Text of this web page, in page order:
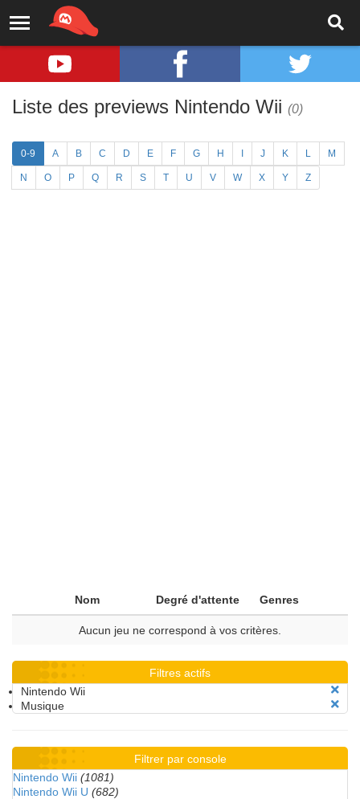
Liste des previews Nintendo Wii (0)
0-9 A B C D E F G H J K L M
N O P Q R S T U V W X Y Z
Nom Degré d'attente Genres
Aucun jeu ne correspond à vos critères.
Filtres actifs
Nintendo Wii
Musique
Filtrer par console
Nintendo Wii (1081)
Nintendo Wii U (682)